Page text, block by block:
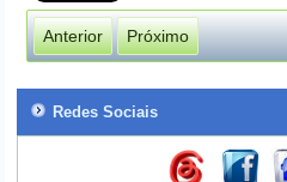
Anterior Próximo
Redes Sociais